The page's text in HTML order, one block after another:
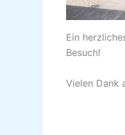
Ein
Besuch!
Vielen Dank